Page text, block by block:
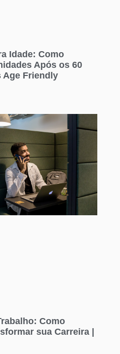
Idade: Como
Após os 60
Age Friendly
Como
sua Carreira |